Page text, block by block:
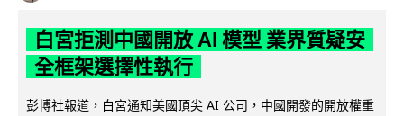
白宮拒測中國開放 AI 模型 業界質疑安
全框架選擇性執行
彭博社報道，白宮通知美國頂尖 AI 公司，中國開發的開放權重